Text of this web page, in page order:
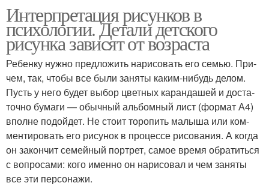
Интерпретация рисунков в
психологии. Детали детского
рисунка зависят от возраста
Ребенку нужно пред­ло­жить нари­со­вать его семью. При­
чем, так, чтобы все были заняты каким-нибудь делом.
Пусть у него будет выбор цвет­ных каран­да­шей и доста­
точно бумаги — обыч­ный аль­бом­ный лист (фор­мат А4)
вполне подой­дет. Не стоит торо­пить малыша или ком­
мен­ти­ро­вать его рису­нок в про­цессе рисо­ва­ния. А когда
он закон­чит семей­ный порт­рет, самое время обра­титься
с вопро­сами: кого именно он нари­со­вал и чем заняты
все эти персонажи.